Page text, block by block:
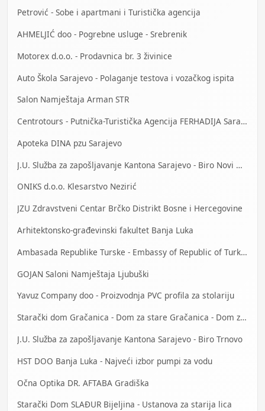
Petrović - Sobe i apartmani i Turistička agencija
AHMELJIĆ doo - Pogrebne usluge - Srebrenik
Motorex d.o.o. - Prodavnica br. 3 živinice
Auto Škola Sarajevo - Polaganje testova i vozačkog ispita
Salon Namještaja Arman STR
Centrotours - Putnička-Turistička Agencija FERHADIJA Sarajevo
Apoteka DINA pzu Sarajevo
J.U. Služba za zapošljavanje Kantona Sarajevo - Biro Novi Grad
ONIKS d.o.o. Klesarstvo Nezirić
JZU Zdravstveni Centar Brčko Distrikt Bosne i Hercegovine
Arhitektonsko-građevinski fakultet Banja Luka
Ambasada Republike Turske - Embassy of Republic of Turkey
GOJAN Saloni Namještaja Ljubuški
Yavuz Company doo - Proizvodnja PVC profila za stolariju
Starački dom Gračanica - Dom za stare Gračanica - Dom za stara lica Gračanica
J.U. Služba za zapošljavanje Kantona Sarajevo - Biro Trnovo
HST DOO Banja Luka - Najveći izbor pumpi za vodu
Očna Optika DR. AFTABA Gradiška
Starački Dom SLAĐUR Bijeljina - Ustanova za starija lica